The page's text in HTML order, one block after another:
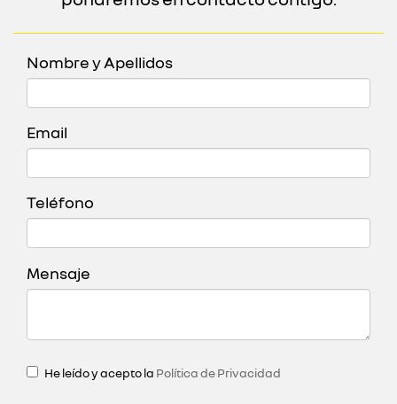
Nombre y Apellidos
Email
Teléfono
Mensaje
He leído y acepto la Política de Privacidad